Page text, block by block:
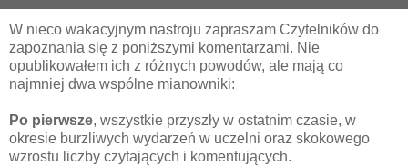
W nieco wakacyjnym nastroju zapraszam Czytelników do
zapoznania się z poniższymi komentarzami. Nie
opublikowałem ich z różnych powodów, ale mają co
najmniej dwa wspólne mianowniki:
Po pierwsze, wszystkie przyszły w ostatnim czasie, w
okresie burzliwych wydarzeń w uczelni oraz skokowego
wzrostu liczby czytających i komentujących.